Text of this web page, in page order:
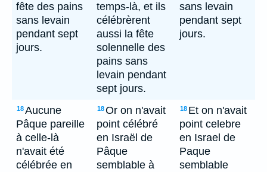
fête des pains
sans levain
pendant sept
jours.
temps-là, et ils
célébrèrent
aussi la fête
solennelle des
pains sans
levain pendant
sept jours.
sans levain
pendant sept
jours.
18Aucune
Pâque pareille
à celle-là
n'avait été
célébrée en
18Or on n'avait
point célébré
en Israël de
Pâque
semblable à
18 Et on n'avait
point celebre
en Israel de
Paque
semblable